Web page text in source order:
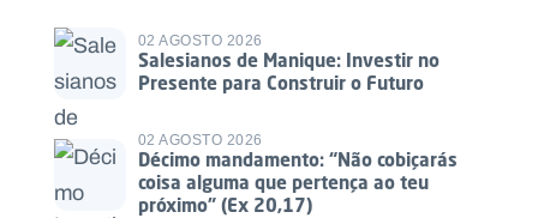
02 AGOSTO 2026
Salesianos de Manique: Investir no
Presente para Construir o Futuro
02 AGOSTO 2026
Décimo mandamento: “Não cobiçarás
coisa alguma que pertença ao teu
próximo” (Ex 20,17)